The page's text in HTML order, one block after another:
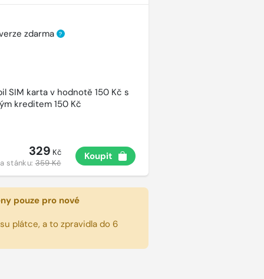
zdarma ?
SIM karta v hodnotě 150 Kč s
kreditem 150 Kč
329 Kč
stánku:359 Kč
Koupit
pouze pro nové
plátce, a to zpravidla do 6